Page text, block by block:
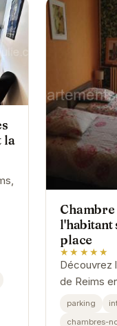
la
Chambre
l'habitant
place
★★★★★
Découvrez
de Reims
dans cette
parking
chambres-